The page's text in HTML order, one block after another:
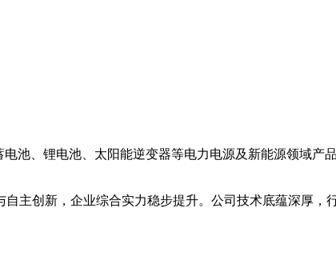
、锂电池、太阳能逆变器等电力电源及新能源领域产
主创新，企业综合实力稳步提升。公司技术底蕴深厚，